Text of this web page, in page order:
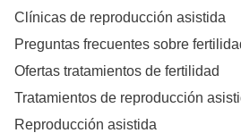
Clínicas de reproducción asistida
Preguntas frecuentes sobre
Ofertas tratamientos de fertilidad
Tratamientos de reproducción
Reproducción asistida